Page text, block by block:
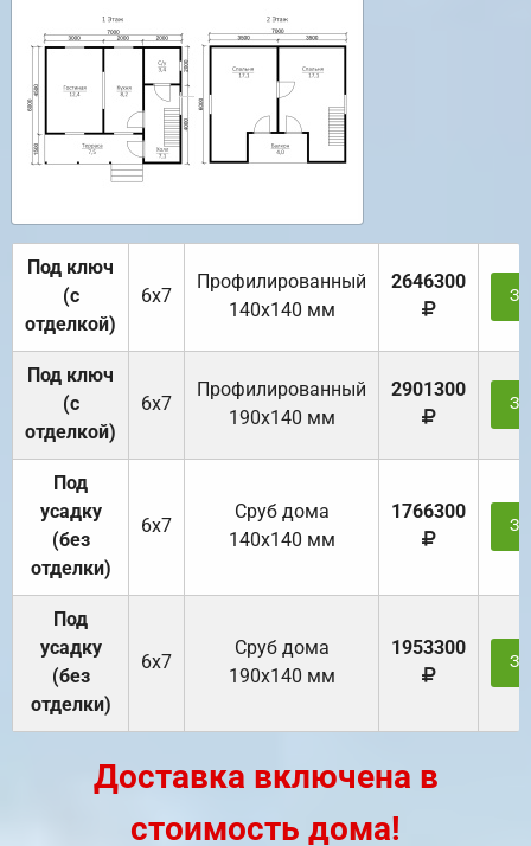
Под ключ
(с
отделкой)
6х7
Профилированный
140х140 мм
2646300
Под ключ
(с
отделкой)
6х7
Профилированный
190х140 мм
2901300
Под
усадку
(без
отделки)
6х7
Cруб дома
140х140 мм
1766300
Под
усадку
(без
отделки)
6х7
Cруб дома
190х140 мм
1953300
Доставка включена в
стоимость дома!